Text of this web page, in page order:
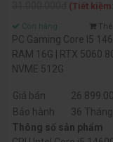
(Tiết
Còn hàng
PC Gaming Core I5
RAM 16G | RTX 5060 8G
NVME 512G
Giá bán
Bảo hành
36 Tháng
Thông số sản phẩm